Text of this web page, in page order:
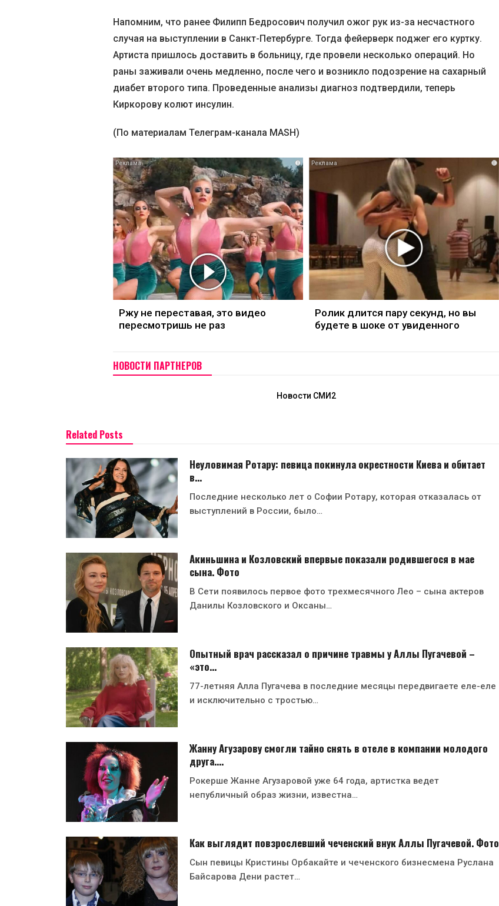
Напомним, что ранее Филипп Бедросович получил ожог рук из-за несчастного
случая на выступлении в Санкт-Петербурге. Тогда фейерверк поджег его куртку.
Артиста пришлось доставить в больницу, где провели несколько операций. Но
раны заживали очень медленно, после чего и возникло подозрение на сахарный
диабет второго типа. Проведенные анализы диагноз подтвердили, теперь
Киркорову колют инсулин.
(По материалам Телеграм-канала MASH)
i
Ржу не переставая, это видео
пересмотришь не раз
i
Ролик длится пару секунд, но вы
будете в шоке от увиденного
НОВОСТИ ПАРТНЕРОВ
Новости СМИ2
Related Posts
Неуловимая Ротару: певица покинула окрестности Киева и обитает
в…
Последние несколько лет о Софии Ротару, которая отказалась от
выступлений в России, было…
Акиньшина и Козловский впервые показали родившегося в мае
сына. Фото
В Сети появилось первое фото трехмесячного Лео – сына актеров
Данилы Козловского и Оксаны…
Опытный врач рассказал о причине травмы у Аллы Пугачевой –
«это…
77-летняя Алла Пугачева в последние месяцы передвигаете еле-еле
и исключительно с тростью…
Жанну Агузарову смогли тайно снять в отеле в компании молодого
друга.…
Рокерше Жанне Агузаровой уже 64 года, артистка ведет
непубличный образ жизни, известна…
Как выглядит повзрослевший чеченский внук Аллы Пугачевой. Фото
Сын певицы Кристины Орбакайте и чеченского бизнесмена Руслана
Байсарова Дени растет…